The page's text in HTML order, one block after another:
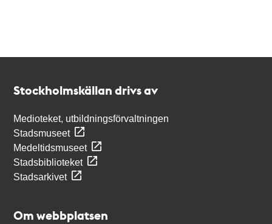
Stockholmskällan drivs av
Medioteket, utbildningsförvaltningen
Stadsmuseet
Medeltidsmuseet
Stadsbiblioteket
Stadsarkivet
Om webbplatsen